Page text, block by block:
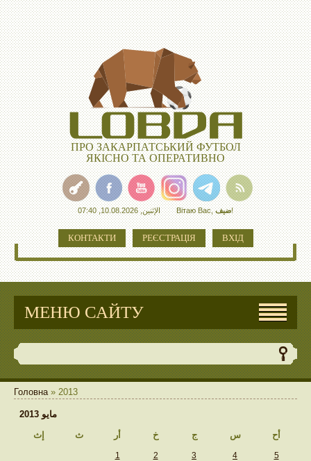
ПРО ЗАКАРПАТСЬКИЙ ФУТБОЛ
ЯКІСНО ТА ОПЕРАТИВНО
الإثنين, 10.08.2026, 07:40 Вітаю Вас,ضيف!
КОНТАКТИ РЕЄСТРАЦІЯ ВХІД
МЕНЮ САЙТУ
Головна» 2013
مايو 2013
إث
ث أر خ ج س أح
1 2 3 4 5